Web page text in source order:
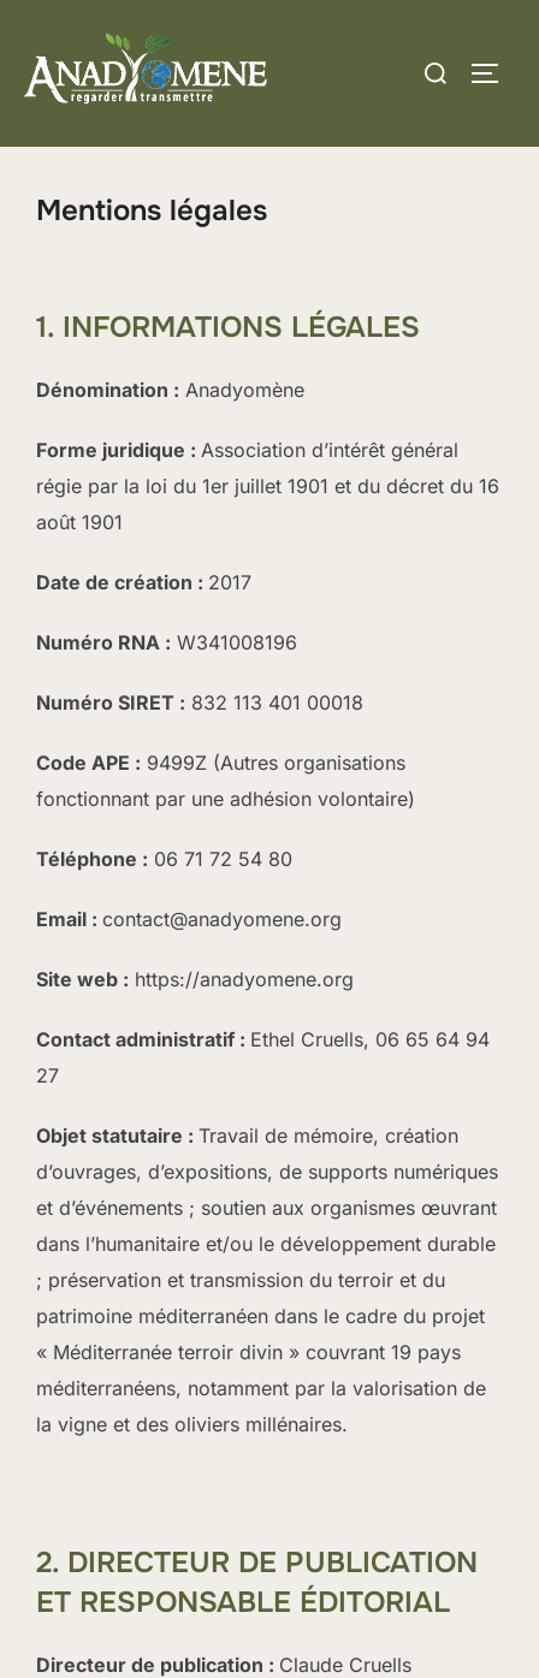
contenu
Rechercher :
Mentions légales
1. INFORMATIONS LÉGALES
Dénomination : Anadyomène
Forme juridique : Association d’intérêt général
régie par la loi du 1er juillet 1901 et du décret du 16
août 1901
Date de création : 2017
Numéro RNA : W341008196
Numéro SIRET : 832 113 401 00018
Code APE : 9499Z (Autres organisations
fonctionnant par une adhésion volontaire)
Téléphone : 06 71 72 54 80
Email : contact@anadyomene.org
Site web : https://anadyomene.org
Contact administratif : Ethel Cruells, 06 65 64 94
27
Objet statutaire : Travail de mémoire, création
d’ouvrages, d’expositions, de supports numériques
et d’événements ; soutien aux organismes œuvrant
dans l’humanitaire et/ou le développement durable
; préservation et transmission du terroir et du
patrimoine méditerranéen dans le cadre du projet
« Méditerranée terroir divin » couvrant 19 pays
méditerranéens, notamment par la valorisation de
la vigne et des oliviers millénaires.
2. DIRECTEUR DE PUBLICATION
ET RESPONSABLE ÉDITORIAL
Directeur de publication : Claude Cruells